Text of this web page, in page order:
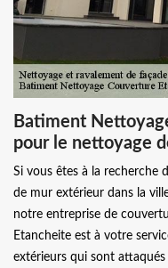
Batiment
pour le nettoyage
Si vous êtes à la recherche
de mur extérieur dans la
notre entreprise de
Etancheite est à votre
extérieurs qui sont attaqués